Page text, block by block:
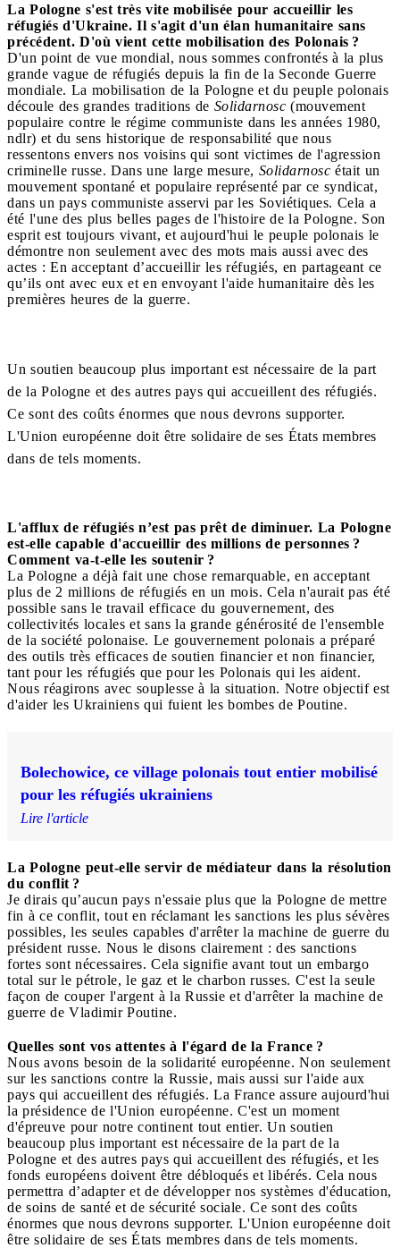
La Pologne s'est très vite mobilisée pour accueillir les
réfugiés d'Ukraine. Il s'agit d'un élan humanitaire sans
précédent. D'où vient cette mobilisation des Polonais ?
D'un point de vue mondial, nous sommes confrontés à la plus
grande vague de réfugiés depuis la fin de la Seconde Guerre
mondiale. La mobilisation de la Pologne et du peuple polonais
découle des grandes traditions de Solidarnosc (mouvement
populaire contre le régime communiste dans les années 1980,
ndlr) et du sens historique de responsabilité que nous
ressentons envers nos voisins qui sont victimes de l'agression
criminelle russe. Dans une large mesure, Solidarnosc était un
mouvement spontané et populaire représenté par ce syndicat,
dans un pays communiste asservi par les Soviétiques. Cela a
été l'une des plus belles pages de l'histoire de la Pologne. Son
esprit est toujours vivant, et aujourd'hui le peuple polonais le
démontre non seulement avec des mots mais aussi avec des
actes : En acceptant d’accueillir les réfugiés, en partageant ce
qu’ils ont avec eux et en envoyant l'aide humanitaire dès les
premières heures de la guerre.
Un soutien beaucoup plus important est nécessaire de la part
de la Pologne et des autres pays qui accueillent des réfugiés.
Ce sont des coûts énormes que nous devrons supporter.
L'Union européenne doit être solidaire de ses États membres
dans de tels moments.
L'afflux de réfugiés n’est pas prêt de diminuer. La Pologne
est-elle capable d'accueillir des millions de personnes ?
Comment va-t-elle les soutenir ?
La Pologne a déjà fait une chose remarquable, en acceptant
plus de 2 millions de réfugiés en un mois. Cela n'aurait pas été
possible sans le travail efficace du gouvernement, des
collectivités locales et sans la grande générosité de l'ensemble
de la société polonaise. Le gouvernement polonais a préparé
des outils très efficaces de soutien financier et non financier,
tant pour les réfugiés que pour les Polonais qui les aident.
Nous réagirons avec souplesse à la situation. Notre objectif est
d'aider les Ukrainiens qui fuient les bombes de Poutine.
Bolechowice, ce village polonais tout entier mobilisé
pour les réfugiés ukrainiens
Lire l'article
La Pologne peut-elle servir de médiateur dans la résolution
du conflit ?
Je dirais qu’aucun pays n'essaie plus que la Pologne de mettre
fin à ce conflit, tout en réclamant les sanctions les plus sévères
possibles, les seules capables d'arrêter la machine de guerre du
président russe. Nous le disons clairement : des sanctions
fortes sont nécessaires. Cela signifie avant tout un embargo
total sur le pétrole, le gaz et le charbon russes. C'est la seule
façon de couper l'argent à la Russie et d'arrêter la machine de
guerre de Vladimir Poutine.
Quelles sont vos attentes à l'égard de la France ?
Nous avons besoin de la solidarité européenne. Non seulement
sur les sanctions contre la Russie, mais aussi sur l'aide aux
pays qui accueillent des réfugiés. La France assure aujourd'hui
la présidence de l'Union européenne. C'est un moment
d'épreuve pour notre continent tout entier. Un soutien
beaucoup plus important est nécessaire de la part de la
Pologne et des autres pays qui accueillent des réfugiés, et les
fonds européens doivent être débloqués et libérés. Cela nous
permettra d’adapter et de développer nos systèmes d'éducation,
de soins de santé et de sécurité sociale. Ce sont des coûts
énormes que nous devrons supporter. L'Union européenne doit
être solidaire de ses États membres dans de tels moments.